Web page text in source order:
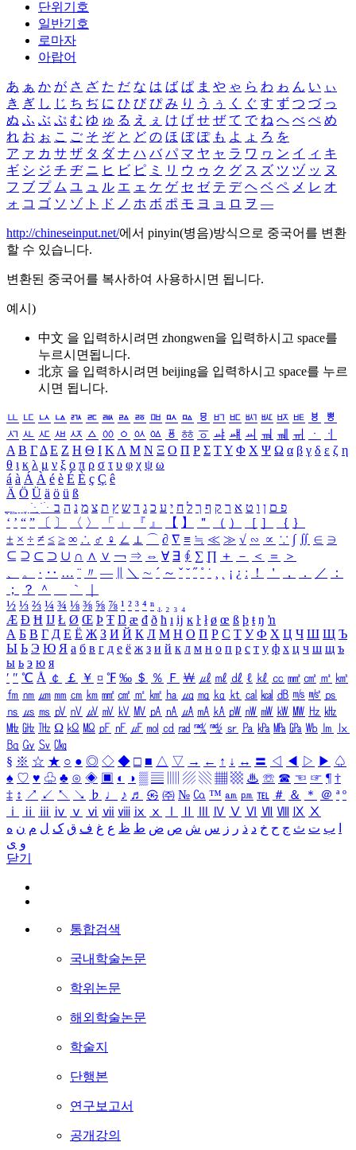
단위기호
일반기호
로마자
아랍어
あ ぁ か が さ ざ た だ な は ば ぱ ま や ゃ ら わ ゎ ん い ぃ
き ぎ し じ ち ぢ に ひ び ぴ み り う ぅ く ぐ す ず つ づ っ
ぬ ふ ぶ ぷ む ゆ ゅ る え ぇ け げ せ ぜ て で ね へ べ ぺ め
れ お ぉ こ ご そ ぞ と ど の ほ ぼ ぽ も よ ょ ろ を
ア ァ カ サ ザ タ ダ ナ ハ バ パ マ ヤ ャ ラ ワ ヮ ン イ ィ キ
ギ シ ジ チ ヂ ニ ヒ ビ ピ ミ リ ウ ゥ ク グ ス ズ ツ ヅ ッ ヌ
フ ブ プ ム ユ ュ ル エ ェ ケ ゲ セ ゼ テ デ ヘ ベ ペ メ レ オ
ォ コ ゴ ソ ゾ ト ド ノ ホ ボ ポ モ ヨ ョ ロ ヲ ―
http://chineseinput.net/에서 pinyin(병음)방식으로 중국어를 변환
할 수 있습니다.
변환된 중국어를 복사하여 사용하시면 됩니다.
예시)
中文 을 입력하시려면 zhongwen을 입력하시고 space를
누르시면됩니다.
北京 을 입력하시려면 beijing을 입력하시고 space를 누르
시면 됩니다.
ㅥ ㅦ ㅧ ㅨ ㅩ ㅪ ㅫ ㅬ ㅭ ㅮ ㅯ ㅰ ㅱ ㅲ ㅳ ㅴ ㅵ ㅶ ㅷ ㅸ
ㅹ
ㅺ ㅻ ㅼ ㅽ ㅾ ㅿ ㆀ ㆁ ㆂ ㆃ ㆄ ㆅ ㆆ ㆇ ㆈ ㆉ ㆊ ㆋ ㆌ ㆍ
ㆎ
Α Β ΓΔ Ε Ζ Η Θ Ι ΚΛ Μ Ν Ξ Ο Π Ρ Σ ΤΥ Φ Χ Ψ Ω α β γ δ ε ζ η
θ ι κ λ μ ν ξ ο π ρ σ τ υ φ χ ψ ω
á à Á À é è É È ç Ç ê
Ä Ö Ü ä ö ü ß
ִֶֹ ֻּ ׁׂ פ ם ן ו ט א ר ק ף ך ל ח י ע כ ג ד ש ץ ת צ מ נ ה ב
‘ ’ “ ” 〔 〕 〈 〉 「 」 『 』 【 】 ＂ （ ） ［ ］ ｛ ｝
± × ÷ ≠ ≤ ≥ ∞ ∴ ♂ ♀ ∠ ⊥ ⌒ ∂ ∇ ≡ ≒ ≪ ≫ √ ∽ ∝ ∵ ∫ ∬ ∈ ∋
⊆ ⊇ ⊂ ⊃ ∪ ∩ ∧ ∨ ￢ ⇒ ⇔ ∀ ∃ ∮ ∑ ∏ ＋ － ＜ ＝
＞
、
。 · ‥ … ¨ 〃 ― ＼ ∼ ´ ～ ˇ ˘ ˝ ˚ ˙ ¸ ¡ ¿ ː ！ ＇ ， ． ／
：
；
？ ＾ ｀
½ ⅓ ⅔ ¼ ¾ ⅛ ⅜ ⅝ ⅞ ¹ ² ³ ⁴ ⁿ ₁ ₂ ₃ ₄
Æ Ð Ħ Ĳ Ł Ø Œ Þ Ŧ Ŋ æ đ ð ħ ı ĳ ĸ ŀ ł ø œ ß þ ŧ ŋ ŉ
А Б В Г Д Е Ё Ж З И Й К Л М Н О П Р С Т У Ф Х Ц Ч Ш Щ Ъ
Ы Ь Э Ю Я а б в г д е ё ж з и й к л м н о п р с т у ф х ц ч ш щ ъ
ы ь э ю я
′ ″ ℃ Å ￠ ￡ ￥ ¤ ℉ ‰ ＄ ％ Ｆ ￦ ㎕ ㎖ ㎗ ℓ ㎘ ㏄ ㎣ ㎤ ㎥ ㎦
㎙ ㎚ ㎛ ㎜ ㎝ ㎞ ㎟ ㎠ ㎡ ㎢ ㏊ ㎍ ㎎ ㎏ ㏏ ㎈ ㎉ ㏈ ㎧ ㎨ ㎰
㎱ ㎲ ㎳ ㎴ ㎵ ㎶ ㎷ ㎸ ㎹ ㎀ ㎁ ㎂ ㎃ ㎄ ㎺ ㎻ ㎽ ㎾ ㎿ ㎐ ㎑
㎒ ㎓ ㎔ Ω ㏀ ㏁ ㎊ ㎋ ㎌ ㏖ ㏅ ㎭ ㎮ ㎯ ㏛ ㎩ ㎪ ㎫ ㎬ ㏝ ㏐
㏓
㏃ ㏉ ㏜ ㏆
§ ※ ☆ ★ ○ ● ◎ ◇ ◆ □ ■ △ ▽ → ← ↑ ↓ ↔ 〓 ◁ ◀ ▷ ▶ ♤
♠ ♡ ♥ ♧ ♣ ⊙ ◈ ▣ ◐ ◑ ▒ ▤ ▨ ▧ ▦ ▩ ♨ ☏ ☎ ☜ ☞ ¶ †
‡ ↕ ↗ ↙ ↖ ↘ ♭ ♩ ♪ ♬ ㉿ ㈜ № ㏇ ™ ㏂ ㏘ ℡ ＃ ＆ ＊ ＠ ª º
ⅰ
ⅱ ⅲ ⅳ ⅴ ⅵ ⅶ ⅷ ⅸ ⅹ Ⅳ Ⅴ Ⅵ Ⅶ Ⅷ Ⅸ Ⅹ
ب ت ث ج ح خ د ذ ر ز س ش ص ض ط ظ ع غ ف ق ک ل م ن ه
و ی
닫기
통합검색
국내학술논문
학위논문
해외학술논문
학술지
단행본
연구보고서
공개강의